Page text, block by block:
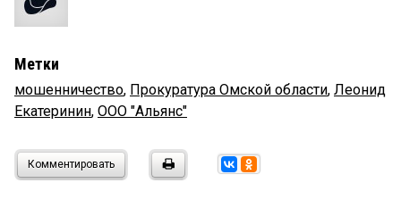
Метки
мошенничество, Прокуратура Омской области, Леонид
Екатеринин, ООО "Альянс"
Комментировать